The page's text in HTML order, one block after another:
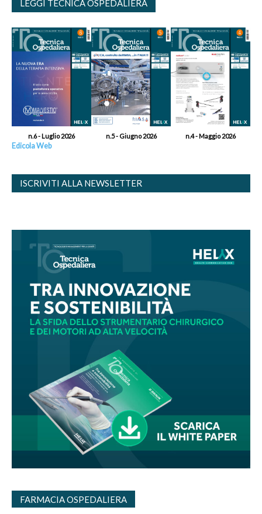
LEGGI TECNICA OSPEDALIERA
n.6 - Luglio 2026 n.5 - Giugno 2026 n.4 - Maggio 2026
Edicola Web
ISCRIVITI ALLA NEWSLETTER
FARMACIA OSPEDALIERA